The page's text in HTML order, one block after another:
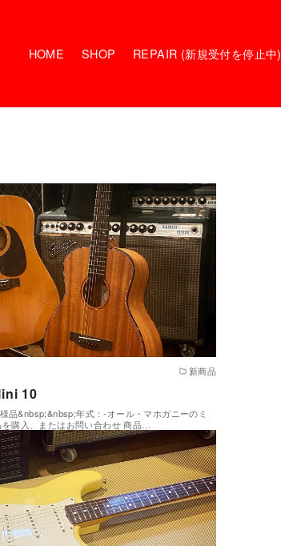
HOME SHOP REPAIR (新規受付を停止中)
新商品
10
品&nbsp;&nbsp;年式：-オール・マホガニーのミ
購入、またはお問い合わせ 商品…